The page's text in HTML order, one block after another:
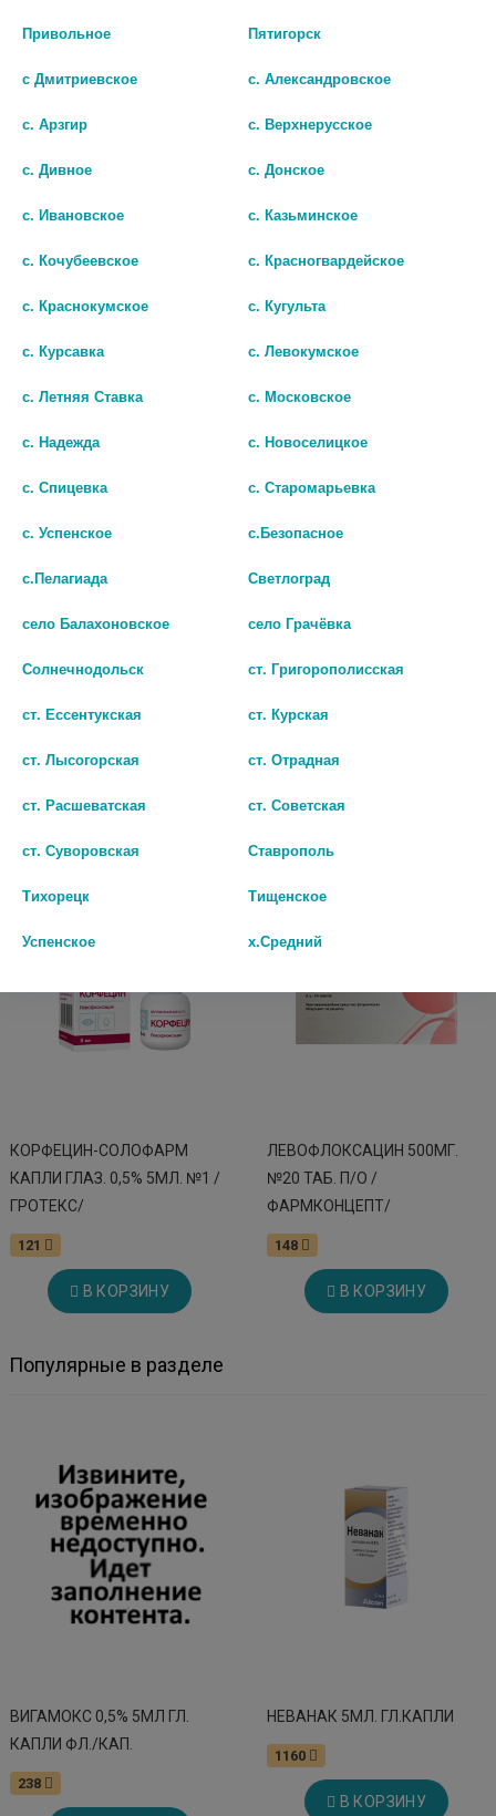
№1 ГЛ.КАПЛИ /
В КОРЗИНУ
ГЛАЗНЫЕ 0,5% 5МЛ ФЛ-КАП
93
В КОРЗИНУ
КОРФЕЦИН-СОЛОФАРМ
КАПЛИ ГЛАЗ. 0,5% 5МЛ. №1 /
ГРОТЕКС/
121
В КОРЗИНУ
ЛЕВОФЛОКСАЦИН 500МГ.
№20 ТАБ. П/О /
ФАРМКОНЦЕПТ/
148
В КОРЗИНУ
Популярные в разделе
ВИГАМОКС 0,5% 5МЛ ГЛ.
КАПЛИ ФЛ./КАП.
238
НЕВАНАК 5МЛ. ГЛ.КАПЛИ
1160
В КОРЗИНУ
Привольное Пятигорск
с Дмитриевское с. Александровское
с. Арзгир с. Верхнерусское
с. Дивное с. Донское
с. Ивановское с. Казьминское
с. Кочубеевское с. Красногвардейское
с. Краснокумское с. Кугульта
с. Курсавка с. Левокумское
с. Летняя Ставка с. Московское
с. Надежда с. Новоселицкое
с. Спицевка с. Старомарьевка
с. Успенское с.Безопасное
с.Пелагиада Светлоград
село Балахоновское село Грачёвка
Солнечнодольск ст. Григорополисская
ст. Ессентукская ст. Курская
ст. Лысогорская ст. Отрадная
ст. Расшеватская ст. Советская
ст. Суворовская Ставрополь
Тихорецк Тищенское
Успенское х.Средний